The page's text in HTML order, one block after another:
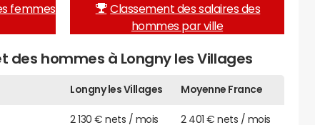
femmes
Classement des salaires des
hommes par ville
des hommes à Longny les Villages
Longny les Villages Moyenne France
2 130 € nets / mois 2 401 € nets / mois